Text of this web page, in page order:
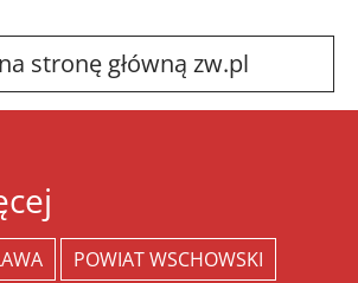
stronę główną zw.pl
POWIAT WSCHOWSKI